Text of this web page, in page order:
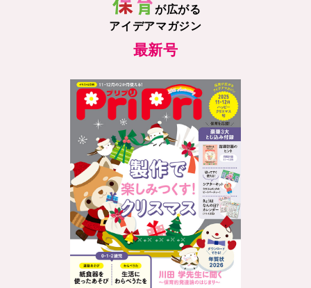
が広がる
アイデアマガジン
最新号